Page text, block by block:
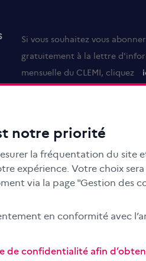
Si vous souhaitez vous abonner
gratuitement à la lettre
mensuelle du CLEMI, cliquez
notre priorité
la fréquentation du site
expérience. Votre choix
via la page "Gestion des
en conformité avec
confidentialité afin